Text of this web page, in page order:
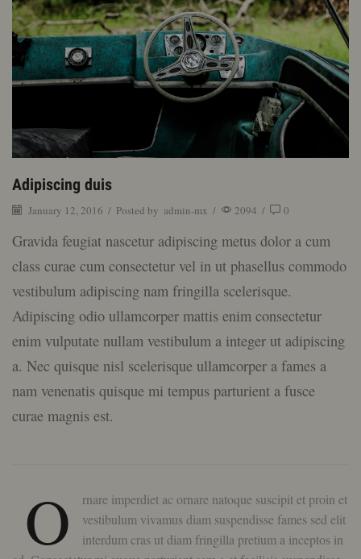
Adipiscing duis
January 12, 2016 / Posted by admin-mx / 2094 / 0
Gravida feugiat nascetur adipiscing metus dolor a cum
class curae cum consectetur vel in ut phasellus commodo
vestibulum adipiscing nam fringilla scelerisque.
Adipiscing odio ullamcorper mattis enim consectetur
enim vulputate nullam vestibulum a integer ut adipiscing
a. Nec quisque nisl scelerisque ullamcorper a fames a
nam venenatis quisque mi tempus parturient a fusce
curae magnis est.
O
rnare imperdiet ac ornare natoque suscipit et proin et
vestibulum vivamus diam suspendisse fames sed elit
interdum cras ut diam fringilla pretium a inceptos in